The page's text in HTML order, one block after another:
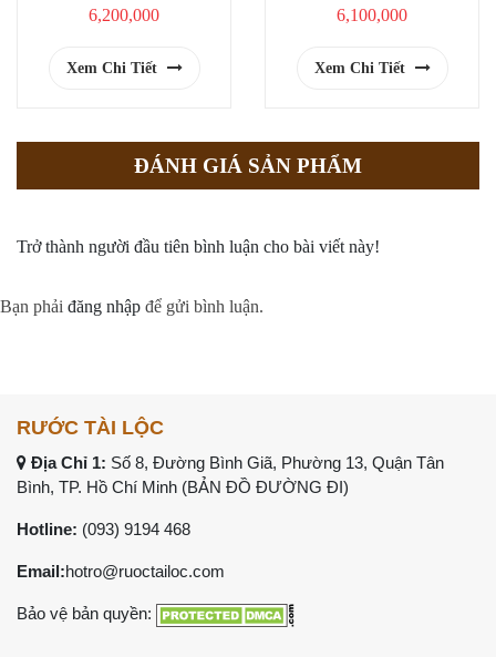
6,200,000
Xem Chi Tiết
6,100,000
Xem Chi Tiết
ĐÁNH GIÁ SẢN PHẨM
Trở thành người đầu tiên bình luận cho bài viết này!
Bạn phải đăng nhập để gửi bình luận.
RƯỚC TÀI LỘC
Địa Chỉ 1: Số 8, Đường Bình Giã, Phường 13, Quận Tân
Bình, TP. Hồ Chí Minh (BẢN ĐỒ ĐƯỜNG ĐI)
Hotline: (093) 9194 468
Email:hotro@ruoctailoc.com
Bảo vệ bản quyền: